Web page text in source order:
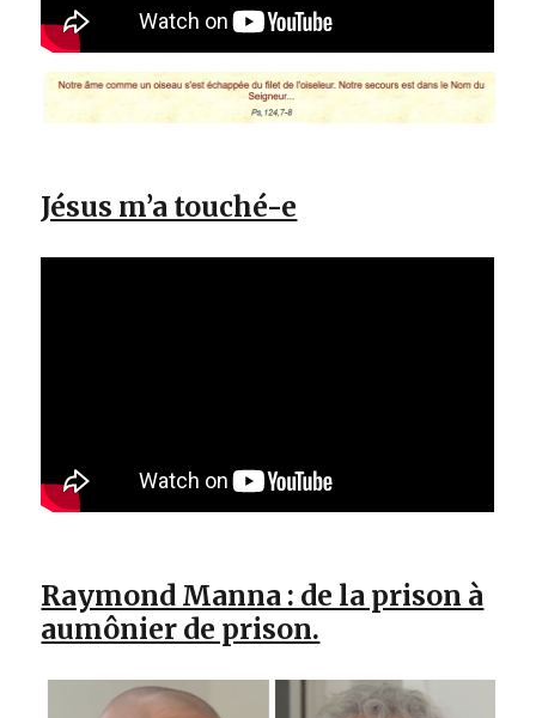
Jésus m’a touché-e
Raymond Manna : de la prison à
aumônier de prison.